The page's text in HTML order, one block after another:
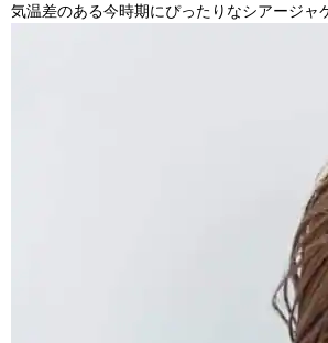
気温差のある今時期にぴったりなシアージャ